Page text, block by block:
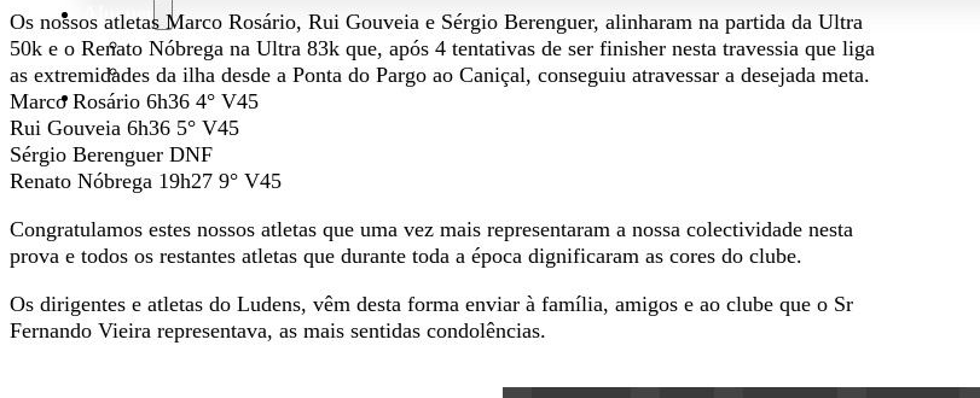
Aluguer
Campo de Padel
Equipamento Nautico
Contacta-nos
Os nossos atletas Marco Rosário, Rui Gouveia e Sérgio Berenguer, alinharam na partida da Ultra
50k e o Renato Nóbrega na Ultra 83k que, após 4 tentativas de ser finisher nesta travessia que liga
as extremidades da ilha desde a Ponta do Pargo ao Caniçal, conseguiu atravessar a desejada meta.
Marco Rosário 6h36 4° V45
Rui Gouveia 6h36 5° V45
Sérgio Berenguer DNF
Renato Nóbrega 19h27 9° V45
Congratulamos estes nossos atletas que uma vez mais representaram a nossa colectividade nesta
prova e todos os restantes atletas que durante toda a época dignificaram as cores do clube.
Os dirigentes e atletas do Ludens, vêm desta forma enviar à família, amigos e ao clube que o Sr
Fernando Vieira representava, as mais sentidas condolências.